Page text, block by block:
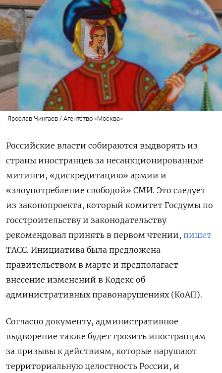
Ярослав Чингаев / Агентство «Москва»
Российские власти собираются выдворять из
страны иностранцев за несанкционированные
митинги, «дискредитацию» армии и
«злоупотребление свободой» СМИ. Это следует
из законопроекта, который комитет Госдумы по
госстроительству и законодательству
рекомендовал принять в первом чтении, пишет
ТАСС. Инициатива была предложена
правительством в марте и предполагает
внесение изменений в Кодекс об
административных правонарушениях (КоАП).
Согласно документу, административное
выдворение также будет грозить иностранцам
за призывы к действиям, которые нарушают
территориальную целостность России, и